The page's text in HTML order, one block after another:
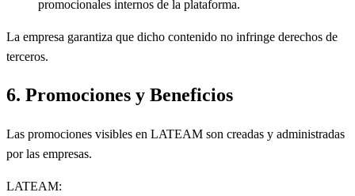
promocionales internos de la plataforma.
La empresa garantiza que dicho contenido no infringe derechos de
terceros.
6. Promociones y Beneficios
Las promociones visibles en LATEAM son creadas y administradas
por las empresas.
LATEAM: